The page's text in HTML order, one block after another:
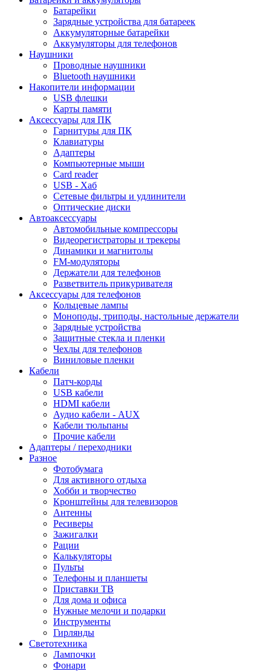
Батарейки
Зарядные устройства для батареек
Аккумуляторные батарейки
Аккумуляторы для телефонов
Наушники
Проводные наушники
Bluetooth наушники
Накопители информации
USB флешки
Карты памяти
Аксессуары для ПК
Гарнитуры для ПК
Клавиатуры
Адаптеры
Компьютерные мыши
Card reader
USB - Xaб
Сетевые фильтры и удлинители
Оптические диски
Автоаксессуары
Автомобильные компрессоры
Видеорегистраторы и трекеры
Динамики и магнитолы
FM-модуляторы
Держатели для телефонов
Разветвитель прикуривателя
Аксессуары для телефонов
Кольцевые лампы
Моноподы, триподы, настольные держатели
Зарядные устройства
Защитные стекла и пленки
Чехлы для телефонов
Виниловые пленки
Кабели
Патч-корды
USB кабели
HDMI кабели
Аудио кабели - AUX
Кабели тюльпаны
Прочие кабели
Адаптеры / переходники
Разное
Фотобумага
Для активного отдыха
Хобби и творчество
Кронштейны для телевизоров
Антенны
Ресиверы
Зажигалки
Рации
Калькуляторы
Пульты
Телефоны и планшеты
Приставки ТВ
Для дома и офиса
Нужные мелочи и подарки
Инструменты
Гирлянды
Светотехника
Лампочки
Фонари